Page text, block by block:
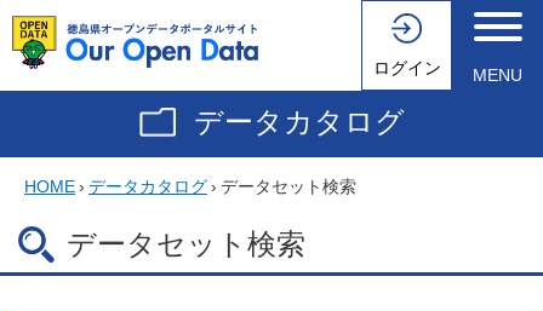
ログイン MENU
データカタログ
HOME› データカタログ› データセット検索
データセット検索